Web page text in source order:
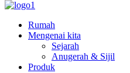
Rumah
Mengenai kita
Sejarah
Anugerah & Sijil
Produk